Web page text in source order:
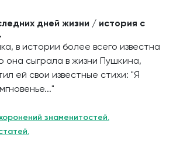
дней жизни / история с
в истории более всего известна
она сыграла в жизни Пушкина,
ей свои известные стихи: "Я
знаменитостей.